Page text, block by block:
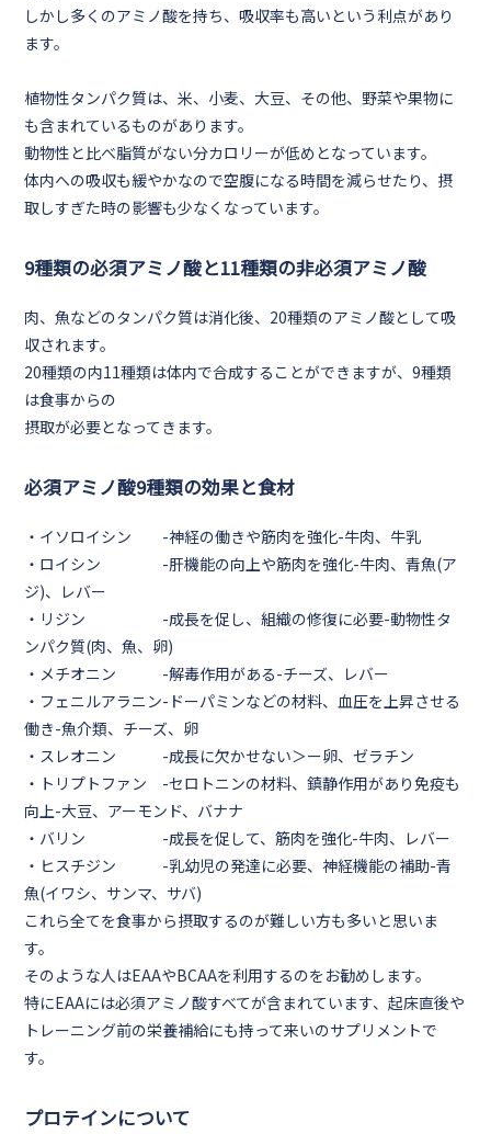
しかし多くのアミノ酸を持ち、吸収率も高いという利点があり
ます。
植物性タンパク質は、米、小麦、大豆、その他、野菜や果物に
も含まれているものがあります。
動物性と比べ脂質がない分カロリーが低めとなっています。
体内への吸収も緩やかなので空腹になる時間を減らせたり、摂
取しすぎた時の影響も少なくなっています。
9種類の必須アミノ酸と11種類の非必須アミノ酸
肉、魚などのタンパク質は消化後、20種類のアミノ酸として吸
収されます。
20種類の内11種類は体内で合成することができますが、9種類
は食事からの
摂取が必要となってきます。
必須アミノ酸9種類の効果と食材
・ イソロイシン -神経の働きや筋肉を強化-牛肉、牛乳
・ ロイシン -肝機能の向上や筋肉を強化-牛肉、青魚(ア
ジ)、レバー
・ リジン
-成長を促し、組織の修復に必要-動物性タ
ンパク質(肉、魚、卵)
・ メチオニン -解毒作用がある-チーズ、レバー
・ フェニルアラニン-ドーパミンなどの材料、血圧を上昇させる
働き-魚介類、チーズ、卵
・ スレオニン -成長に欠かせない＞ー卵、ゼラチン
・ トリプトファン -セロトニンの材料、鎮静作用があり免疫も
向上-大豆、アーモンド、バナナ
・ バリン -成長を促して、筋肉を強化-牛肉、レバー
・ ヒスチジン -乳幼児の発達に必要、神経機能の補助-青
魚(イワシ、サンマ、サバ)
これら全てを食事から摂取するのが難しい方も多いと思いま
す。
そのような人はEAAやBCAAを利用するのをお勧めします。
特にEAAには必須アミノ酸すべてが含まれています、起床直後や
トレーニング前の栄養補給にも持って来いのサプリメントで
す。
プロテインについて